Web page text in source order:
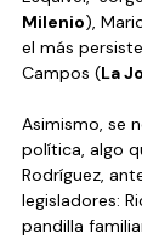
Milenio),
el más
Campos (La
Asimismo, se
política, algo
Rodríguez,
legisladores:
pandilla